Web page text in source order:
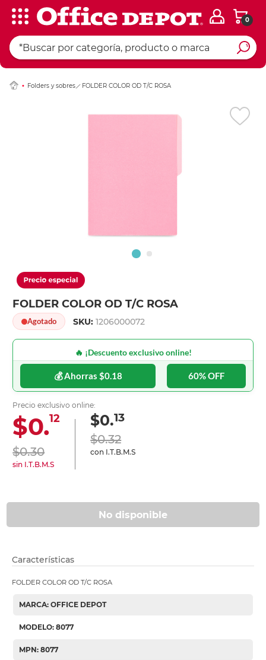
0
Folders y sobres FOLDER COLOR OD T/C ROSA
FOLDER COLOR OD T/C ROSA
Agotado SKU:1206000072
🔥 ¡Descuento exclusivo online!
💰 Ahorras $0.18 60% OFF
Precio exclusivo online:
$0.12
$0.30
sin I.T.B.M.S
$0.13
$0.32
con I.T.B.M.S
No disponible
Ingresar Codigo
Características
FOLDER COLOR OD T/C ROSA
MARCA: OFFICE DEPOT
MODELO: 8077
MPN: 8077